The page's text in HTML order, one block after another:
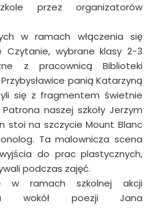
przez organizatorów
w ramach włączenia się
Czytanie, wybrane klasy 2-3
z pracownicą Biblioteki
panią Katarzyną
się z fragmentem świetnie
naszej szkoły Jerzym
stoi na szczycie Mount Blanc
Ta malownicza scena
do prac plastycznych,
podczas zajęć.
w ramach szkolnej akcji
wokół poezji Jana